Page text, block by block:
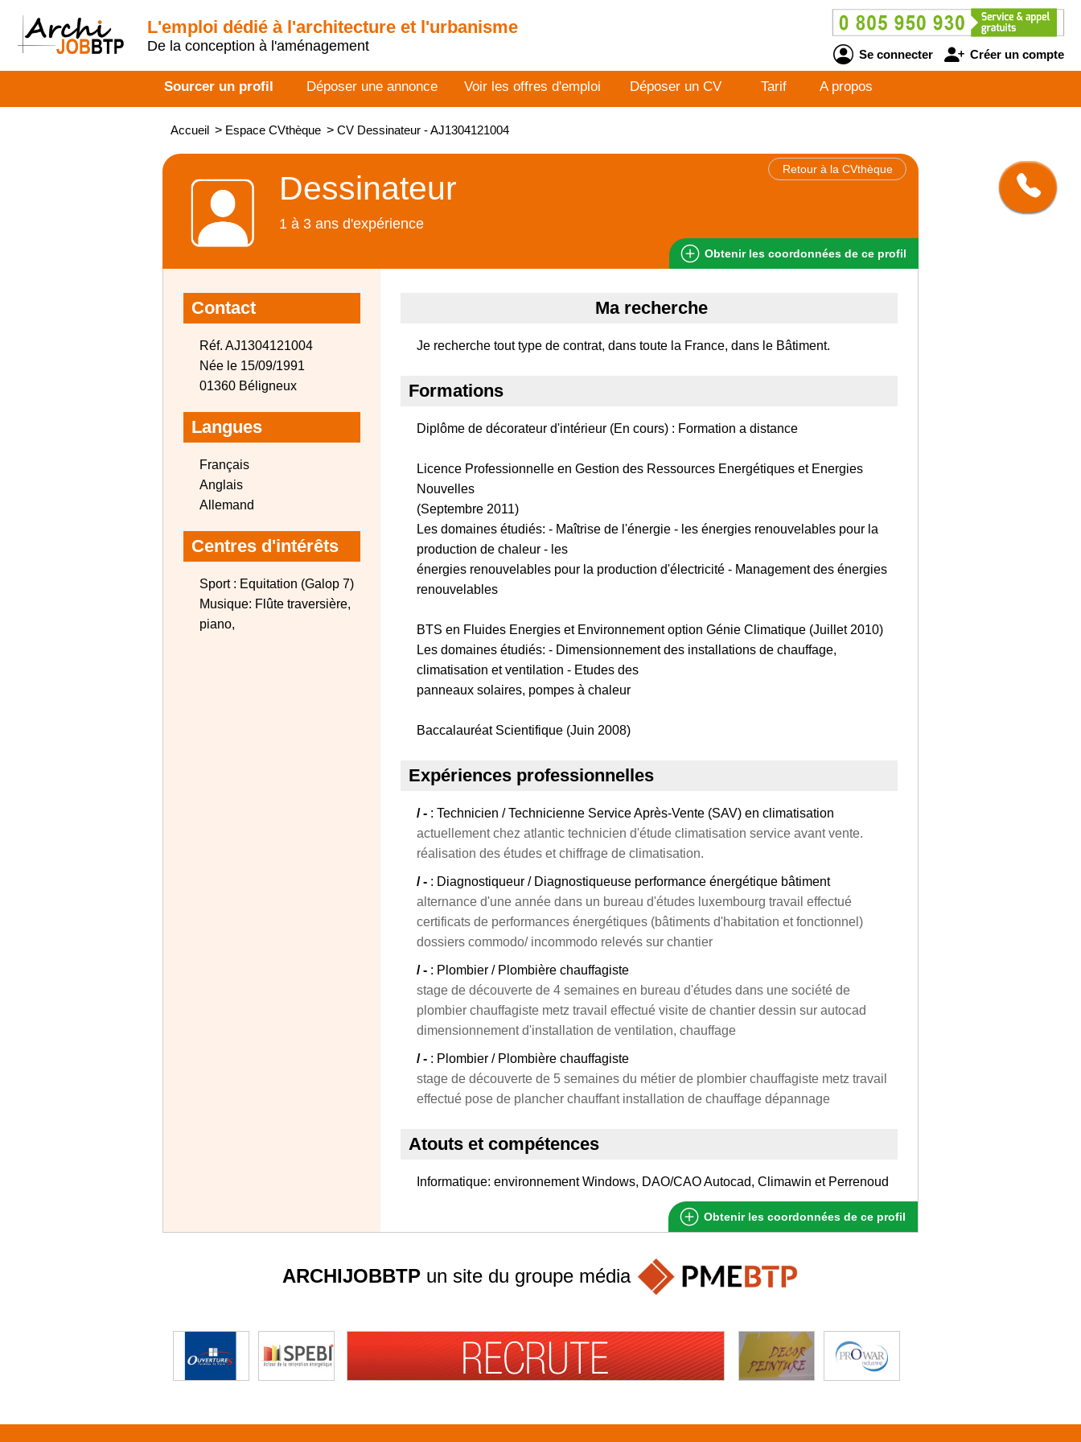
L'emploi dédié à l'architecture et l'urbanisme
De la conception à l'aménagement
Se connecter Créer un compte
Sourcer un profil Déposer une annonce Voir les offres d'emploi Déposer un CV Tarif A propos
Accueil > Espace CVthèque > CV Dessinateur - AJ1304121004
Retour à la CVthèque
Dessinateur
1 à 3 ans d'expérience
Obtenir les coordonnées de ce profil
Contact
Réf. AJ1304121004
Née le 15/09/1991
01360 Béligneux
Langues
Français
Anglais
Allemand
Centres d'intérêts
Sport : Equitation (Galop 7)
Musique: Flûte traversière,
piano,
Ma recherche
Je recherche tout type de contrat, dans toute la France, dans le Bâtiment.
Formations
Diplôme de décorateur d'intérieur (En cours) : Formation a distance
Licence Professionnelle en Gestion des Ressources Energétiques et Energies
Nouvelles
(Septembre 2011)
Les domaines étudiés: - Maîtrise de l'énergie - les énergies renouvelables pour la
production de chaleur - les
énergies renouvelables pour la production d'électricité - Management des énergies
renouvelables
BTS en Fluides Energies et Environnement option Génie Climatique (Juillet 2010)
Les domaines étudiés: - Dimensionnement des installations de chauffage,
climatisation et ventilation - Etudes des
panneaux solaires, pompes à chaleur
Baccalauréat Scientifique (Juin 2008)
Expériences professionnelles
/ - : Technicien / Technicienne Service Après-Vente (SAV) en climatisation
actuellement chez atlantic technicien d'étude climatisation service avant vente.
réalisation des études et chiffrage de climatisation.
/ - : Diagnostiqueur / Diagnostiqueuse performance énergétique bâtiment
alternance d'une année dans un bureau d'études luxembourg travail effectué
certificats de performances énergétiques (bâtiments d'habitation et fonctionnel)
dossiers commodo/ incommodo relevés sur chantier
/ - : Plombier / Plombière chauffagiste
stage de découverte de 4 semaines en bureau d'études dans une société de
plombier chauffagiste metz travail effectué visite de chantier dessin sur autocad
dimensionnement d'installation de ventilation, chauffage
/ - : Plombier / Plombière chauffagiste
stage de découverte de 5 semaines du métier de plombier chauffagiste metz travail
effectué pose de plancher chauffant installation de chauffage dépannage
Atouts et compétences
Informatique: environnement Windows, DAO/CAO Autocad, Climawin et Perrenoud
Obtenir les coordonnées de ce profil
ARCHIJOBBTPun site du groupe média